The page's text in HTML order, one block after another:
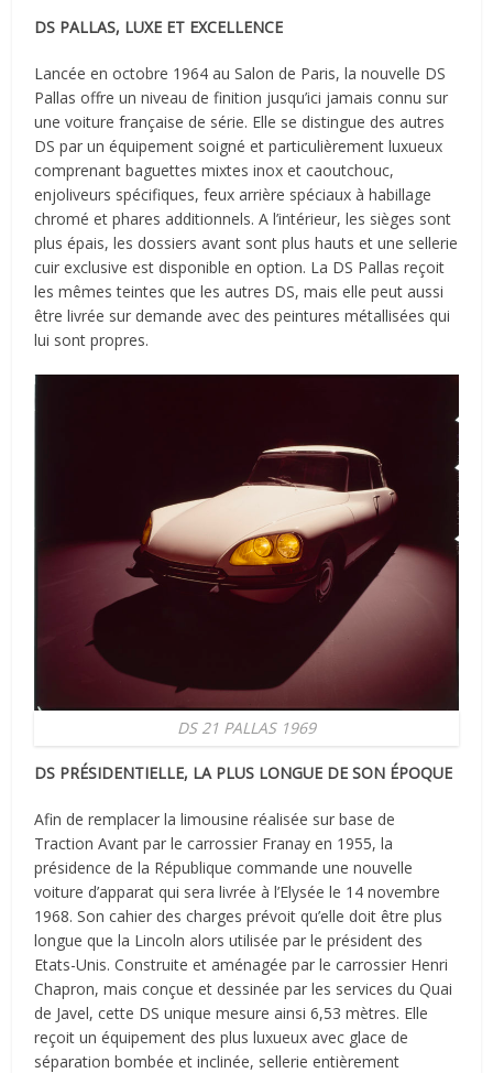
DS PALLAS, LUXE ET EXCELLENCE
Lancée en octobre 1964 au Salon de Paris, la nouvelle DS
Pallas offre un niveau de finition jusqu’ici jamais connu sur
une voiture française de série. Elle se distingue des autres
DS par un équipement soigné et particulièrement luxueux
comprenant baguettes mixtes inox et caoutchouc,
enjoliveurs spécifiques, feux arrière spéciaux à habillage
chromé et phares additionnels. A l’intérieur, les sièges sont
plus épais, les dossiers avant sont plus hauts et une sellerie
cuir exclusive est disponible en option. La DS Pallas reçoit
les mêmes teintes que les autres DS, mais elle peut aussi
être livrée sur demande avec des peintures métallisées qui
lui sont propres.
DS 21 PALLAS 1969
DS PRÉSIDENTIELLE, LA PLUS LONGUE DE SON ÉPOQUE
Afin de remplacer la limousine réalisée sur base de
Traction Avant par le carrossier Franay en 1955, la
présidence de la République commande une nouvelle
voiture d’apparat qui sera livrée à l’Elysée le 14 novembre
1968. Son cahier des charges prévoit qu’elle doit être plus
longue que la Lincoln alors utilisée par le président des
Etats-Unis. Construite et aménagée par le carrossier Henri
Chapron, mais conçue et dessinée par les services du Quai
de Javel, cette DS unique mesure ainsi 6,53 mètres. Elle
reçoit un équipement des plus luxueux avec glace de
séparation bombée et inclinée, sellerie entièrement